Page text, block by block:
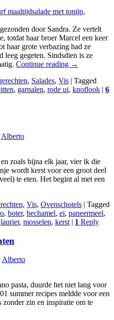
door Sandra. Ze vertelt
totdat haar broer Marcel een keer
haar grote verbazing had ze
leeg gegeten. Sindsdien is ze
Continue reading →
, Salades, Vis | Tagged
, garnalen, rode ui, knoflook | 6
Alberto
zoals bijna elk jaar, vier ik die
wordt kerst voor een groot deel
te eten. Het begint al met een
, Vis, Ovenschotels | Tagged
, boter, bechamel, ei, paneermeel,
laurier, mosselen, kerst | 1 Reply
Alberto
pasta, duurde het niet lang voor
summer recipes meldde voor een
zin en inspiratie om te